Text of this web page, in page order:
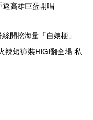
高雄巨蛋開唱
開挖海量「自婊梗」
辣短褲裝HIGI翻全場 私